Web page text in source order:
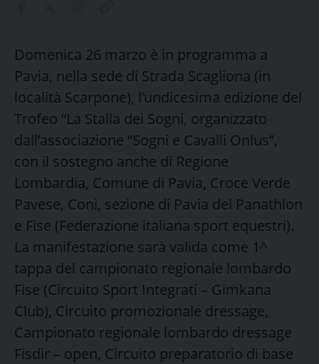
Domenica 26 marzo è in programma a
Pavia, nella sede di Strada Scagliona (in
località Scarpone), l’undicesima edizione del
Trofeo “La Stalla dei Sogni, organizzato
dall’associazione “Sogni e Cavalli Onlus”,
con il sostegno anche di Regione
Lombardia, Comune di Pavia, Croce Verde
Pavese, Coni, sezione di Pavia del Panathlon
e Fise (Federazione italiana sport equestri).
La manifestazione sarà valida come 1^
tappa del campionato regionale lombardo
Fise (Circuito Sport Integrati – Gimkana
Club), Circuito promozionale dressage,
Campionato regionale lombardo dressage
Fisdir – open, Circuito preparatorio di base